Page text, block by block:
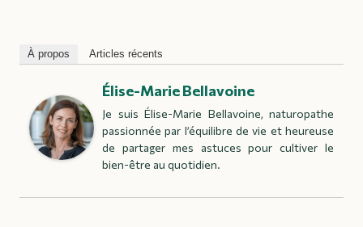
À propos Articles récents
Élise-Marie Bellavoine
Je suis Élise-Marie Bellavoine, naturopathe
passionnée par l’équilibre de vie et heureuse
de partager mes astuces pour cultiver le
bien-être au quotidien.